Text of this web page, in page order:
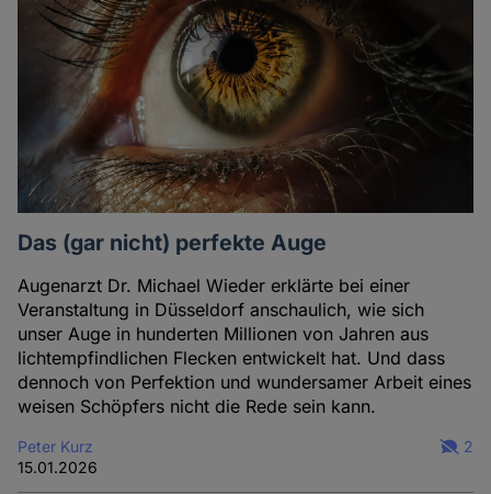
Das (gar nicht) perfekte Auge
Augenarzt Dr. Michael Wieder erklärte bei einer
Veranstaltung in Düsseldorf anschaulich, wie sich
unser Auge in hunderten Millionen von Jahren aus
lichtempfindlichen Flecken entwickelt hat. Und dass
dennoch von Perfektion und wundersamer Arbeit eines
weisen Schöpfers nicht die Rede sein kann.
Peter Kurz
15.01.2026
2